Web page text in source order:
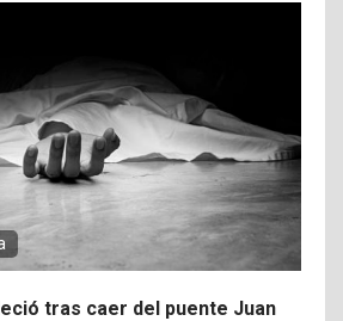
tras caer del puente Juan